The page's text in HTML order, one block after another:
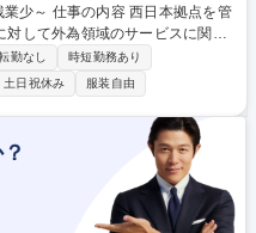
拠点を管
して外為領域のサービスに関し
為に関する実務的な対応を起点
ること が主なミッショ
拠点の支店を担当し、営業担当
っております。 ■新規案件の獲得
担当しており、本ポジションは
ンとなります。 ■遠方のお客様
。 募集職種 ※大阪
た育成体制/在宅利用可/残業少～
勤なし
時短勤務あり
土日祝休み 服装自由